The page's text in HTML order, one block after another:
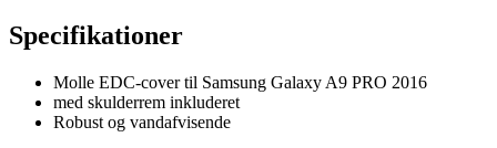
Specifikationer
Molle EDC-cover til Samsung Galaxy A9 PRO 2016
med skulderrem inkluderet
Robust og vandafvisende